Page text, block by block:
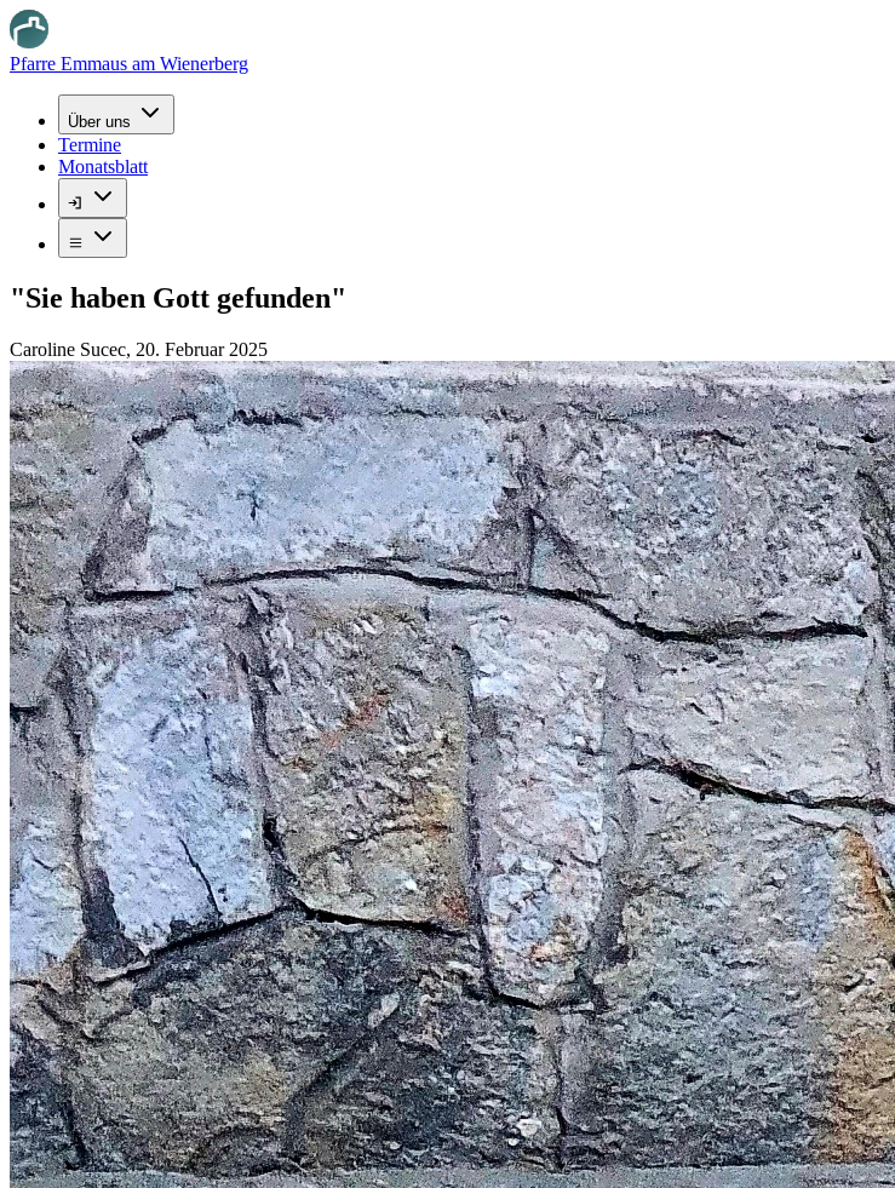
Pfarre Emmaus am Wienerberg
Über uns
Termine
Monatsblatt
"Sie haben Gott gefunden"
Caroline Sucec, 20. Februar 2025